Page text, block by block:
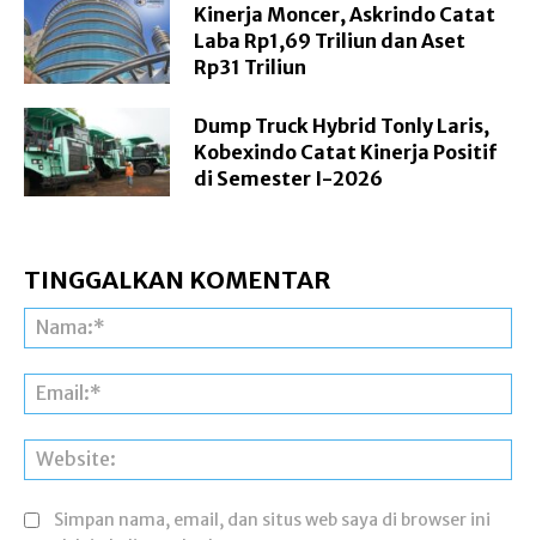
Kinerja Moncer, Askrindo Catat
Laba Rp1,69 Triliun dan Aset
Rp31 Triliun
Dump Truck Hybrid Tonly Laris,
Kobexindo Catat Kinerja Positif
di Semester I-2026
TINGGALKAN KOMENTAR
Simpan nama, email, dan situs web saya di browser ini